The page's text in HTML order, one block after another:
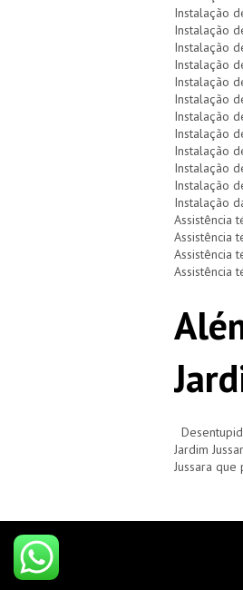
Instalação
Instalação
Instalação
Instalação
Instalação
Instalação
Instalação
Instalação
Instalação
Instalação
Instalação
Instalação
Assistência
Assistência
Assistência
Assistência
Jardim
Jussara